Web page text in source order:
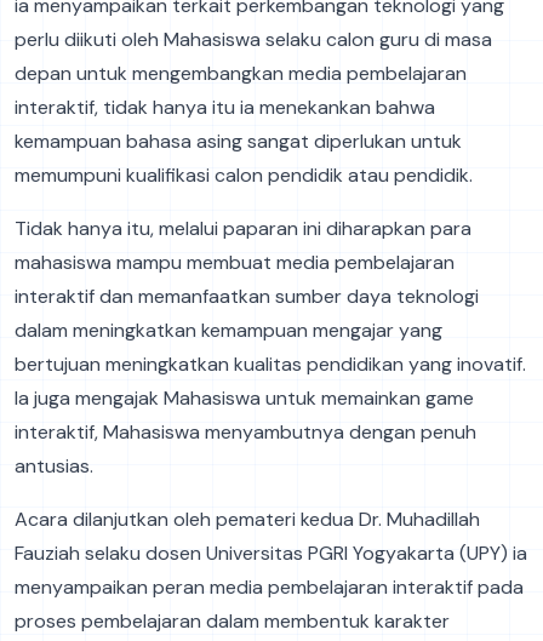
ia menyampaikan terkait perkembangan teknologi yang
perlu diikuti oleh Mahasiswa selaku calon guru di masa
depan untuk mengembangkan media pembelajaran
interaktif, tidak hanya itu ia menekankan bahwa
kemampuan bahasa asing sangat diperlukan untuk
memumpuni kualifikasi calon pendidik atau pendidik.
Tidak hanya itu, melalui paparan ini diharapkan para
mahasiswa mampu membuat media pembelajaran
interaktif dan memanfaatkan sumber daya teknologi
dalam meningkatkan kemampuan mengajar yang
bertujuan meningkatkan kualitas pendidikan yang inovatif.
Ia juga mengajak Mahasiswa untuk memainkan game
interaktif, Mahasiswa menyambutnya dengan penuh
antusias.
Acara dilanjutkan oleh pemateri kedua Dr. Muhadillah
Fauziah selaku dosen Universitas PGRI Yogyakarta (UPY) ia
menyampaikan peran media pembelajaran interaktif pada
proses pembelajaran dalam membentuk karakter